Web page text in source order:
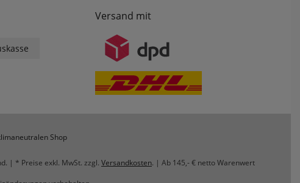
Versand mit
Shop
| * Preise exkl. MwSt. zzgl. Versandkosten. | Ab 145,- € netto Warenwert